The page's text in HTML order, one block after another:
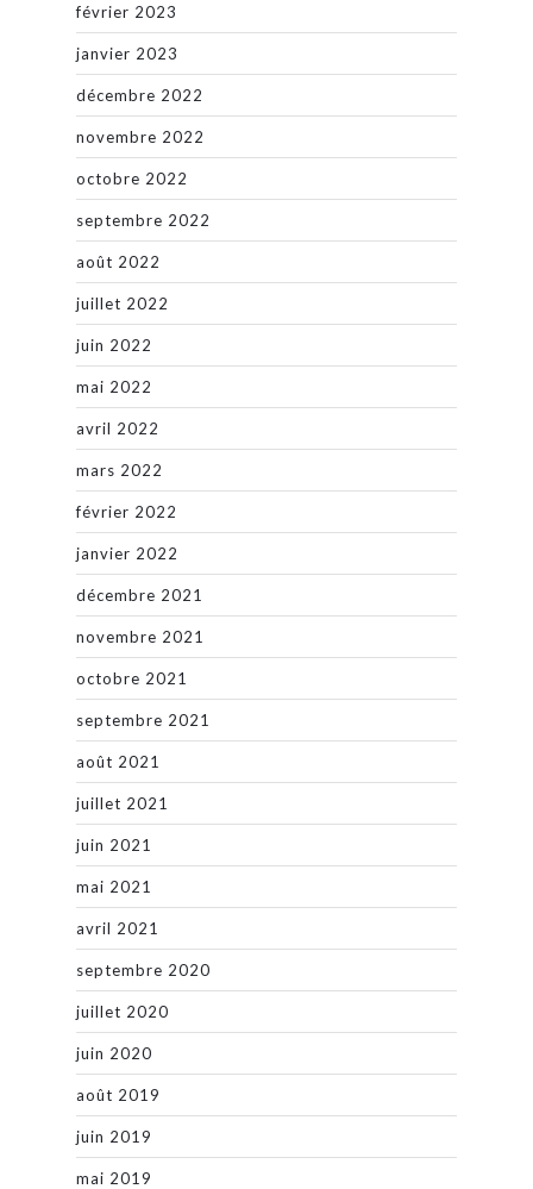
février 2023
janvier 2023
décembre 2022
novembre 2022
octobre 2022
septembre 2022
août 2022
juillet 2022
juin 2022
mai 2022
avril 2022
mars 2022
février 2022
janvier 2022
décembre 2021
novembre 2021
octobre 2021
septembre 2021
août 2021
juillet 2021
juin 2021
mai 2021
avril 2021
septembre 2020
juillet 2020
juin 2020
août 2019
juin 2019
mai 2019